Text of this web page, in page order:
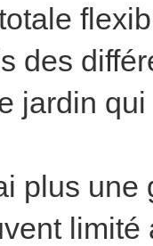
des
jardin
plus une